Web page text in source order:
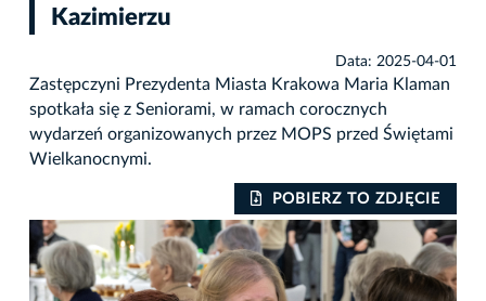
Kazimierzu
Data: 2025-04-01
Zastępczyni Prezydenta Miasta Krakowa Maria Klaman
spotkała się z Seniorami, w ramach corocznych
wydarzeń organizowanych przez MOPS przed Świętami
Wielkanocnymi.
POBIERZ TO ZDJĘCIE